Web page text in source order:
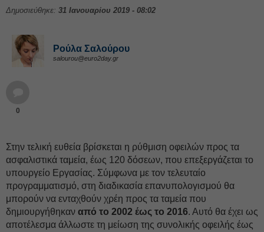
Δημοσιεύθηκε: 31 Ιανουαρίου 2019 - 08:02
Ρούλα Σαλούρου
salourou@euro2day.gr
0
Στην τελική ευθεία βρίσκεται η ρύθμιση οφειλών προς τα
ασφαλιστικά ταμεία, έως 120 δόσεων, που επεξεργάζεται το
υπουργείο Εργασίας. Σύμφωνα με τον τελευταίο
προγραμματισμό, στη διαδικασία επανυπολογισμού θα
μπορούν να ενταχθούν χρέη προς τα ταμεία που
δημιουργήθηκαν από το 2002 έως το 2016. Αυτό θα έχει ως
αποτέλεσμα άλλωστε τη μείωση της συνολικής οφειλής έως